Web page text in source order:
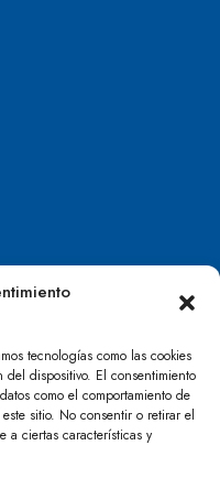
tecnologías como las cookies
dispositivo. El consentimiento
como el comportamiento de
sitio. No consentir o retirar el
a ciertas características y
601